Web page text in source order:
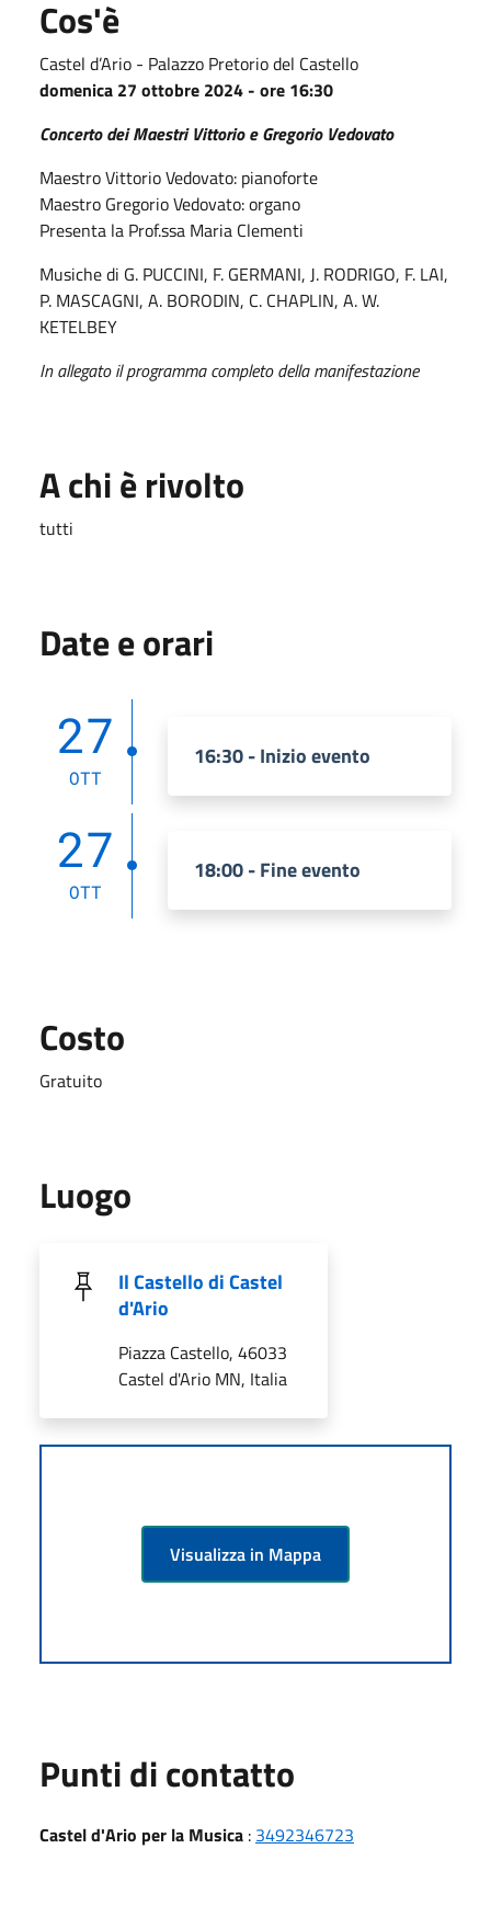
Cos'è
Castel d’Ario - Palazzo Pretorio del Castello
domenica 27 ottobre 2024 - ore 16:30
Concerto dei Maestri Vittorio e Gregorio Vedovato
Maestro Vittorio Vedovato: pianoforte
Maestro Gregorio Vedovato: organo
Presenta la Prof.ssa Maria Clementi
Musiche di G. PUCCINI, F. GERMANI, J. RODRIGO, F. LAI,
P. MASCAGNI, A. BORODIN, C. CHAPLIN, A. W.
KETELBEY
In allegato il programma completo della manifestazione
A chi è rivolto
tutti
Date e orari
27
OTT
16:30 - Inizio evento
27
OTT
18:00 - Fine evento
Costo
Gratuito
Luogo
Il Castello di Castel
d'Ario
Piazza Castello, 46033
Castel d'Ario MN, Italia
Visualizza in Mappa
Punti di contatto
Castel d'Ario per la Musica : 3492346723